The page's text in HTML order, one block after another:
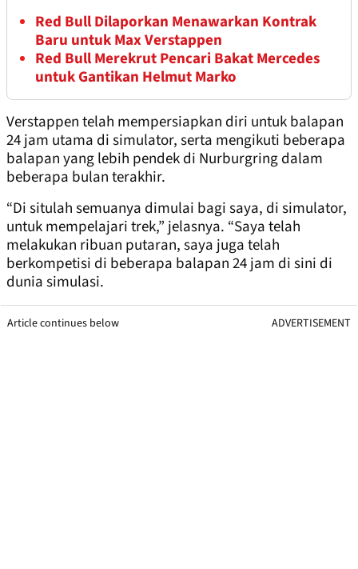
Red Bull Dilaporkan Menawarkan Kontrak
Baru untuk Max Verstappen
Red Bull Merekrut Pencari Bakat Mercedes
untuk Gantikan Helmut Marko
Verstappen telah mempersiapkan diri untuk balapan
24 jam utama di simulator, serta mengikuti beberapa
balapan yang lebih pendek di Nurburgring dalam
beberapa bulan terakhir.
“Di situlah semuanya dimulai bagi saya, di simulator,
untuk mempelajari trek,” jelasnya. “Saya telah
melakukan ribuan putaran, saya juga telah
berkompetisi di beberapa balapan 24 jam di sini di
dunia simulasi.
Article continues below ADVERTISEMENT